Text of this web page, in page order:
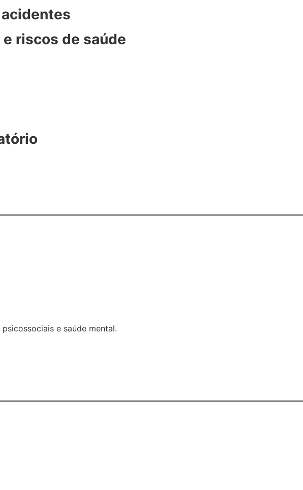
riscos de saúde
e saúde mental.